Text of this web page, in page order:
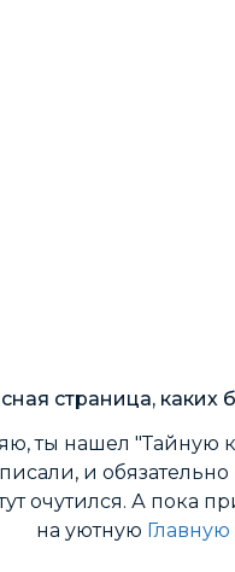
страница, каких
ты нашел "Тайную
и
очутился. А пока
на уютную Главную